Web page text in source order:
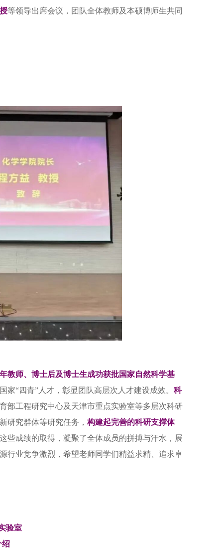
等领导出席会议，团队全体教师及本硕博师生共同
教师、博士后及博士生成功获批国家自然科学基
“四青”人才，彰显团队高层次人才建设成效。 科
部工程研究中心及天津市重点实验室等多层次科研
研究群体等研究任务，构建起完善的科研支撑体
些成绩的取得，凝聚了全体成员的拼搏与汗水，展
行业竞争激烈，希望老师同学们精益求精、追求卓
验室
绍